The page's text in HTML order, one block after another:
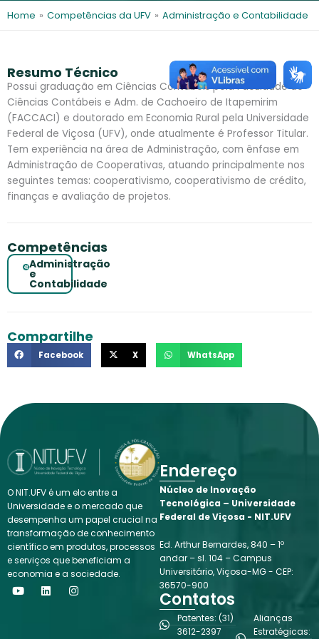
l e
s
Home » Competências da UFV » Administração e Contabilidade
Resumo Técnico
Possui graduação em Ciências Contábeis pela Faculdade de
Ciências Contábeis e Adm. de Cachoeiro de Itapemirim
(FACCACI) e doutorado em Economia Rural pela Universidade
Federal de Viçosa (UFV), onde atualmente é Professor Titular.
Tem experiência na área de Administração, com ênfase em
Administração de Cooperativas, atuando principalmente nos
seguintes temas: cooperativismo, cooperativismo de crédito,
finanças e avaliação de projetos.
Competências
Administração
e
Contabilidade
Compartilhe
Facebook X WhatsApp
O NIT.UFV é um elo entre a
Universidade e o mercado que
desempenha um papel crucial na
transformação de conhecimento
científico em produtos, processos
e serviços que beneficiam a
economia e a sociedade.
Y
o
L
i
I
n
Endereço
Núcleo de Inovação
Tecnológica – Universidade
Federal de Viçosa - NIT.UFV
Ed. Arthur Bernardes, 840 – 1º
andar – sl. 104 – Campus
Universitário, Viçosa-MG - CEP:
36570-900
Contatos
Patentes: (31)
3612-2397
Alianças
Estratégicas: